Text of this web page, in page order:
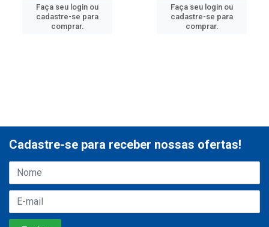
Faça seu login ou
cadastre-se para
comprar.
Faça seu login ou
cadastre-se para
comprar.
Cadastre-se para receber nossas ofertas!